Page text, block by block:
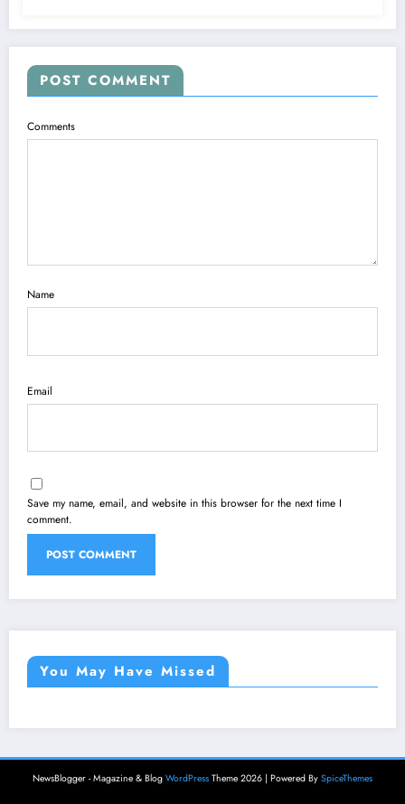
POST COMMENT
Comments
Name
Email
Save my name, email, and website in this browser for the next time I
comment.
You May Have Missed
NewsBlogger - Magazine & Blog WordPress Theme 2026 | Powered By SpiceThemes